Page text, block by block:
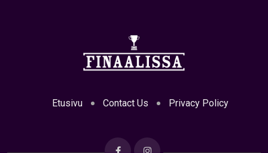
Etusivu Contact Us Privacy Policy